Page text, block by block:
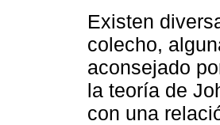
Existen
colecho,
aconsejado
la teoría de
con una